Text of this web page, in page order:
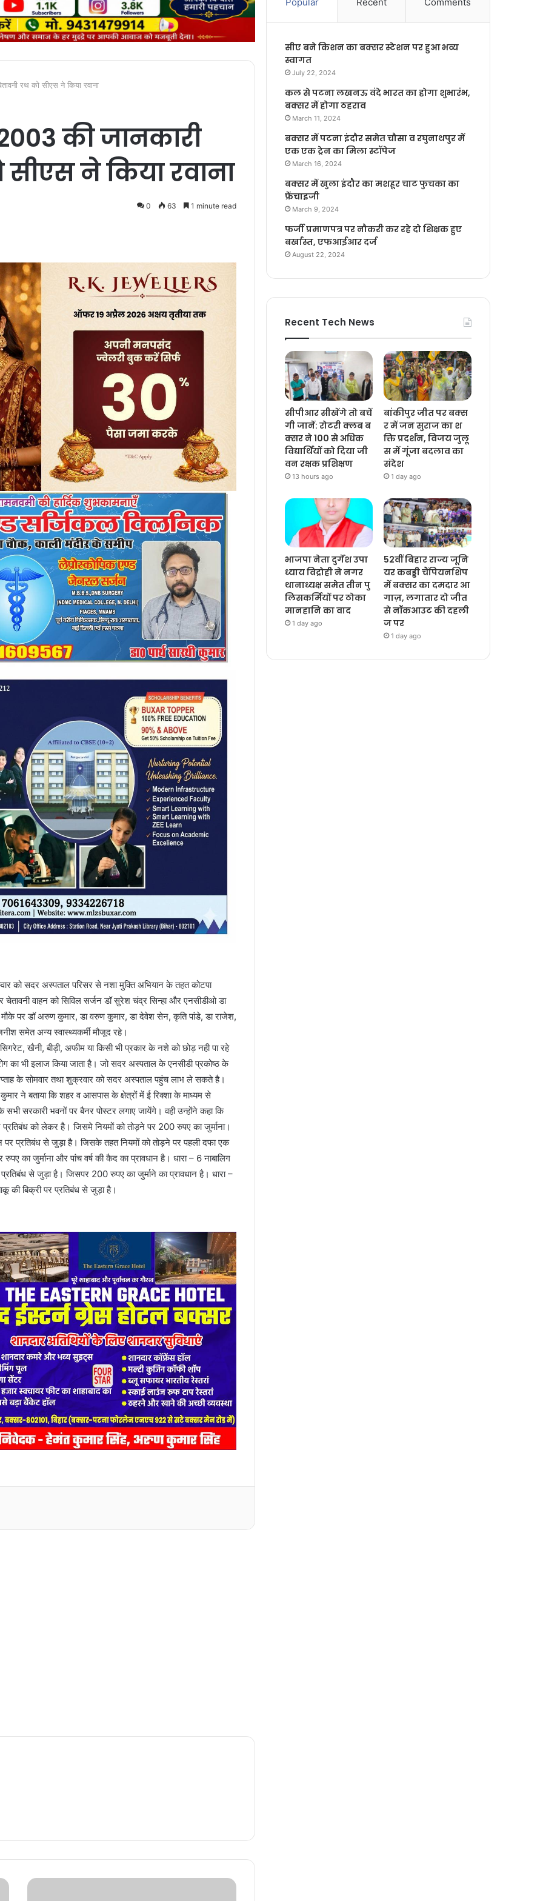
रथ को सीएस ने किया रवाना
की जानकारी
ने किया रवाना
0 63 1 minute read
को सदर अस्पताल परिसर से नशा मुक्ति अभियान के तहत कोटपा
वाहन को सिविल सर्जन डॉ सुरेश चंद्र सिन्हा और एनसीडीओ डा
पर डॉ अरुण कुमार, डा वरुण कुमार, डा देवेश सेन, कृति पांडे, डा राजेश,
समेत अन्य स्वास्थ्यकर्मी मौजूद रहे।
खैनी, बीड़ी, अफीम या किसी भी प्रकार के नशे को छोड़ नही पा रहे
का भी इलाज किया जाता है। जो सदर अस्पताल के एनसीडी प्रकोष्ठ के
के सोमवार तथा शुक्रवार को सदर अस्पताल पहुंच लाभ ले सकते है।
ने बताया कि शहर व आसपास के क्षेत्रों में ई रिक्शा के माध्यम से
सरकारी भवनों पर बैनर पोस्टर लगाए जायेंगे। वही उन्होंने कहा कि
को लेकर है। जिसमे नियमों को तोड़ने पर 200 रुपए का जुर्माना।
पर प्रतिबंध से जुड़ा है। जिसके तहत नियमों को तोड़ने पर पहली दफा एक
का जुर्माना और पांच वर्ष की कैद का प्रावधान है। धारा – 6 नाबालिग
से जुड़ा है। जिसपर 200 रुपए का जुर्माने का प्रावधान है। धारा –
की बिक्री पर प्रतिबंध से जुड़ा है।
सीए बने किशन का बक्सर स्टेशन पर हुआ भव्य
स्वागत
July 22, 2024
कल से पटना लखनऊ वंदे भारत का होगा शुभारंभ,
बक्सर में होगा ठहराव
March 11, 2024
बक्सर में पटना इंदौर समेत चौसा व रघुनाथपुर में
एक एक ट्रेन का मिला स्टॉपेज
March 16, 2024
बक्सर में खुला इंदौर का मशहूर चाट फुचका का
फ्रेंचाइजी
March 9, 2024
फर्जी प्रमाणपत्र पर नौकरी कर रहे दो शिक्षक हुए
बर्खास्त, एफआईआर दर्ज
August 22, 2024
Recent Tech News
सीपीआर सीखेंगे तो बचें
गी जानें: रोटरी क्लब ब
क्सर ने 100 से अधिक
विद्यार्थियों को दिया जी
वन रक्षक प्रशिक्षण
13 hours ago
बांकीपुर जीत पर बक्स
र में जन सुराज का श
क्ति प्रदर्शन, विजय जुलू
स में गूंजा बदलाव का
संदेश
1 day ago
भाजपा नेता दुर्गेश उपा
ध्याय विद्रोही ने नगर
थानाध्यक्ष समेत तीन पु
लिसकर्मियों पर ठोका
मानहानि का वाद
1 day ago
52वीं बिहार राज्य जूनि
यर कबड्डी चैंपियनशिप
में बक्सर का दमदार आ
गाज़, लगातार दो जीत
से नॉकआउट की दहली
ज पर
1 day ago